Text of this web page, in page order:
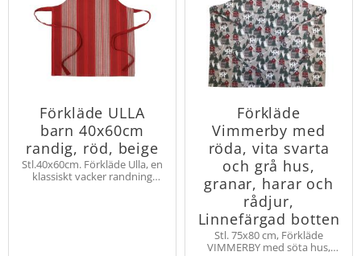
Förkläde ULLA
barn 40x60cm
randig, röd, beige
Stl.40x60cm. Förkläde Ulla, en
klassiskt vacker randning
Förkläde
Vimmerby med
röda, vita svarta
och grå hus,
granar, harar och
rådjur,
Linnefärgad botten
Stl. 75x80 cm, Förkläde
VIMMERBY med söta hus,